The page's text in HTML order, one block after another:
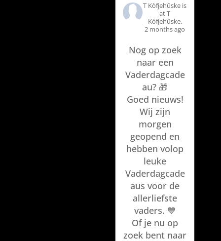
T Kòfjehûske is
at T
Kòfjehûske.
2 months ago
Nog op zoek
naar een
Vaderdagcade
au? 🎁
Goed nieuws!
Wij zijn
morgen
geopend en
hebben volop
leuke
Vaderdagcade
aus voor de
allerliefste
vaders. 💙
Of je nu op
zoek bent naar